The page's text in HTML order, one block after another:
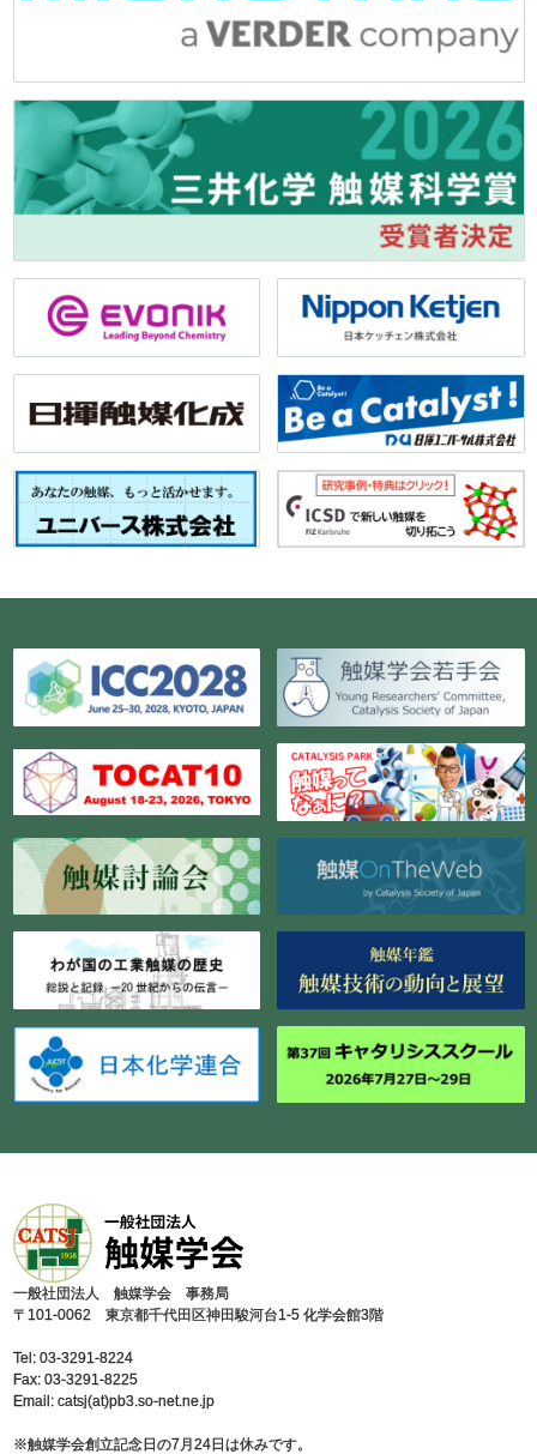
⼀般社団法⼈ 触媒学会 事務局
〒101-0062 東京都千代⽥区神⽥駿河台1-5 化学会館3階
Tel: 03-3291-8224
Fax: 03-3291-8225
Email: catsj(at)pb3.so-net.ne.jp
※触媒学会創⽴記念⽇の7⽉24⽇は休みです。